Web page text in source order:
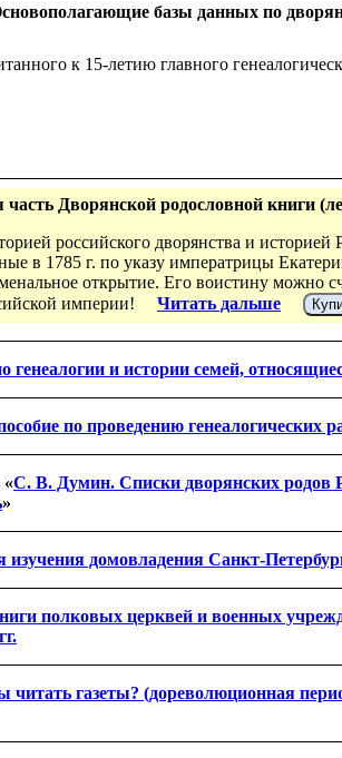
базы данных по
к 15-летию главного
Дворянской родословной книги
российского дворянства и
в 1785 г. по указу императрицы
открытие. Его воистину можно
империи! Читать дальше
генеалогии и истории семей,
по проведению генеалогических
«С. В. Думин. Списки дворянских родов
»
изучения домовладения Санкт-
полковых церквей и военных
газеты? (дореволюционная